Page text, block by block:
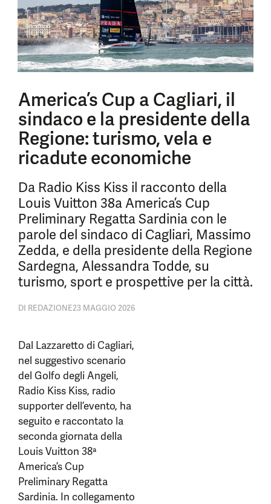
America’s Cup a Cagliari, il
sindaco e la presidente della
Regione: turismo, vela e
ricadute economiche
Da Radio Kiss Kiss il racconto della
Louis Vuitton 38a America’s Cup
Preliminary Regatta Sardinia con le
parole del sindaco di Cagliari, Massimo
Zedda, e della presidente della Regione
Sardegna, Alessandra Todde, su
turismo, sport e prospettive per la città.
DI REDAZIONE23 MAGGIO 2026
Dal Lazzaretto di Cagliari,
nel suggestivo scenario
del Golfo degli Angeli,
Radio Kiss Kiss, radio
supporter dell’evento, ha
seguito e raccontato la
seconda giornata della
Louis Vuitton 38ª
America’s Cup
Preliminary Regatta
Sardinia. In collegamento